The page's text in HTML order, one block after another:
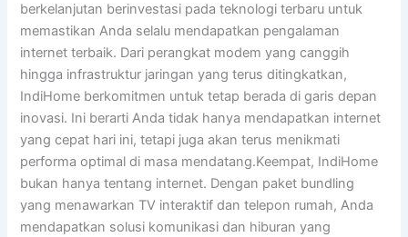
berkelanjutan berinvestasi pada teknologi terbaru untuk
memastikan Anda selalu mendapatkan pengalaman
internet terbaik. Dari perangkat modem yang canggih
hingga infrastruktur jaringan yang terus ditingkatkan,
IndiHome berkomitmen untuk tetap berada di garis depan
inovasi. Ini berarti Anda tidak hanya mendapatkan internet
yang cepat hari ini, tetapi juga akan terus menikmati
performa optimal di masa mendatang.Keempat, IndiHome
bukan hanya tentang internet. Dengan paket bundling
yang menawarkan TV interaktif dan telepon rumah, Anda
mendapatkan solusi komunikasi dan hiburan yang